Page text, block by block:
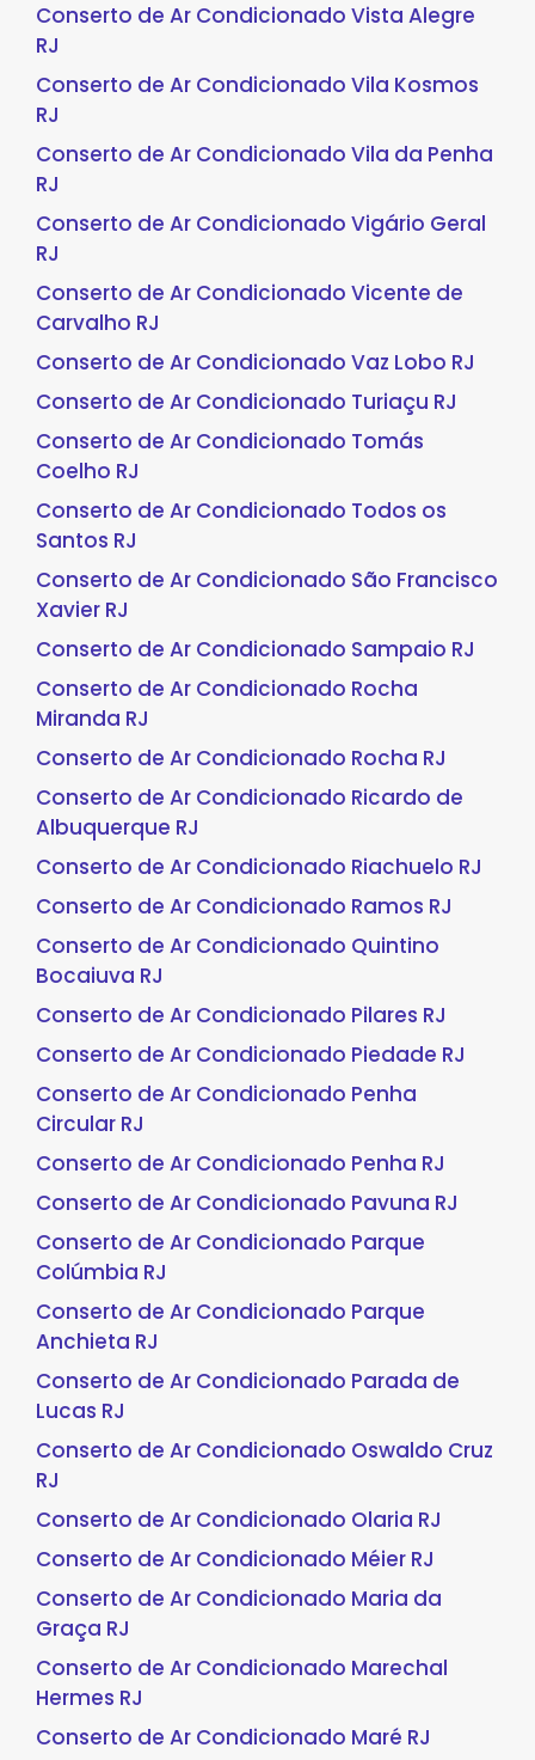
Conserto de Ar Condicionado Vista Alegre
RJ
Conserto de Ar Condicionado Vila Kosmos
RJ
Conserto de Ar Condicionado Vila da Penha
RJ
Conserto de Ar Condicionado Vigário Geral
RJ
Conserto de Ar Condicionado Vicente de
Carvalho RJ
Conserto de Ar Condicionado Vaz Lobo RJ
Conserto de Ar Condicionado Turiaçu RJ
Conserto de Ar Condicionado Tomás
Coelho RJ
Conserto de Ar Condicionado Todos os
Santos RJ
Conserto de Ar Condicionado São Francisco
Xavier RJ
Conserto de Ar Condicionado Sampaio RJ
Conserto de Ar Condicionado Rocha
Miranda RJ
Conserto de Ar Condicionado Rocha RJ
Conserto de Ar Condicionado Ricardo de
Albuquerque RJ
Conserto de Ar Condicionado Riachuelo RJ
Conserto de Ar Condicionado Ramos RJ
Conserto de Ar Condicionado Quintino
Bocaiuva RJ
Conserto de Ar Condicionado Pilares RJ
Conserto de Ar Condicionado Piedade RJ
Conserto de Ar Condicionado Penha
Circular RJ
Conserto de Ar Condicionado Penha RJ
Conserto de Ar Condicionado Pavuna RJ
Conserto de Ar Condicionado Parque
Colúmbia RJ
Conserto de Ar Condicionado Parque
Anchieta RJ
Conserto de Ar Condicionado Parada de
Lucas RJ
Conserto de Ar Condicionado Oswaldo Cruz
RJ
Conserto de Ar Condicionado Olaria RJ
Conserto de Ar Condicionado Méier RJ
Conserto de Ar Condicionado Maria da
Graça RJ
Conserto de Ar Condicionado Marechal
Hermes RJ
Conserto de Ar Condicionado Maré RJ